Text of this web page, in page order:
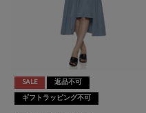
SALE 返品不可
ギフトラッピング不可